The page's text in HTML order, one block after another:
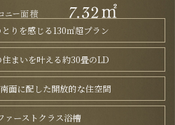
りを感じる130㎡超プラン
住まいを叶える約30畳のLD
面に配した開放的な住空間
ァーストクラス浴槽